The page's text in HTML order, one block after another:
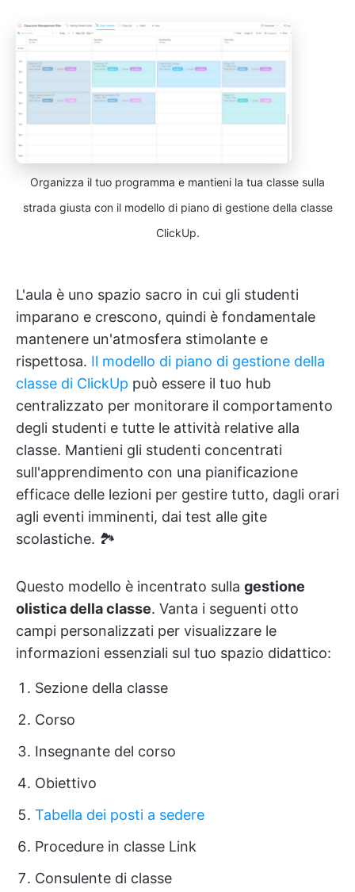
Organizza il tuo programma e mantieni la tua classe sulla
strada giusta con il modello di piano di gestione della classe
ClickUp.
L'aula è uno spazio sacro in cui gli studenti
imparano e crescono, quindi è fondamentale
mantenere un'atmosfera stimolante e
rispettosa. Il modello di piano di gestione della
classe di ClickUp può essere il tuo hub
centralizzato per monitorare il comportamento
degli studenti e tutte le attività relative alla
classe. Mantieni gli studenti concentrati
sull'apprendimento con una pianificazione
efficace delle lezioni per gestire tutto, dagli orari
agli eventi imminenti, dai test alle gite
scolastiche. 🏞️
Questo modello è incentrato sulla gestione
olistica della classe. Vanta i seguenti otto
campi personalizzati per visualizzare le
informazioni essenziali sul tuo spazio didattico:
Sezione della classe
Corso
Insegnante del corso
Obiettivo
Tabella dei posti a sedere
Procedure in classe Link
Consulente di classe